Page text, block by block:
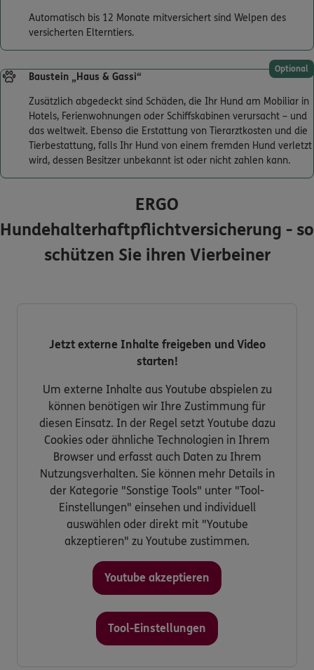
Automatisch bis 12 Monate mitversichert sind Welpen des
versicherten Elterntiers.
Optional
Baustein „Haus & Gassi“
Zusätzlich abgedeckt sind Schäden, die Ihr Hund am Mobiliar in
Hotels, Ferienwohnungen oder Schiffskabinen verursacht – und
das weltweit. Ebenso die Erstattung von Tierarztkosten und die
Tierbestattung, falls Ihr Hund von einem fremden Hund verletzt
wird, dessen Besitzer unbekannt ist oder nicht zahlen kann.
ERGO
Hundehalterhaftpflichtversicherung - so
schützen Sie ihren Vierbeiner
Jetzt externe Inhalte freigeben und Video
starten!
Um externe Inhalte aus Youtube abspielen zu
können benötigen wir Ihre Zustimmung für
diesen Einsatz. In der Regel setzt Youtube dazu
Cookies oder ähnliche Technologien in Ihrem
Browser und erfasst auch Daten zu Ihrem
Nutzungsverhalten. Sie können mehr Details in
der Kategorie "Sonstige Tools" unter "Tool-
Einstellungen" einsehen und individuell
auswählen oder direkt mit "Youtube
akzeptieren" zu Youtube zustimmen.
Youtube akzeptieren
Tool-Einstellungen